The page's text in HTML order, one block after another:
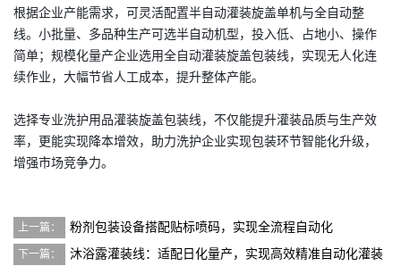
根据企业产能需求，可灵活配置半自动灌装旋盖单机与全自动整
线。小批量、多品种生产可选半自动机型，投入低、占地小、操作
简单；规模化量产企业选用全自动灌装旋盖包装线，实现无人化连
续作业，大幅节省人工成本，提升整体产能。
选择专业洗护用品灌装旋盖包装线，不仅能提升灌装品质与生产效
率，更能实现降本增效，助力洗护企业实现包装环节智能化升级，
增强市场竞争力。
上一篇： 粉剂包装设备搭配贴标喷码，实现全流程自动化
下一篇： 沐浴露灌装线：适配日化量产，实现高效精准自动化灌装